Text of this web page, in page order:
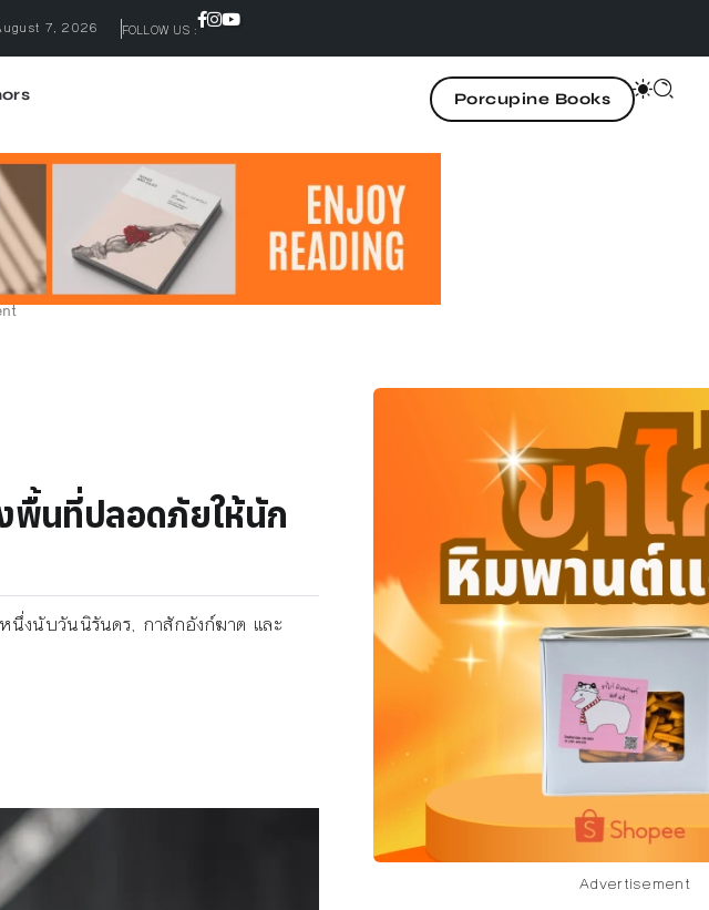
7, 2026 FOLLOW US :
Porcupine Books
พื้นที่ปลอดภัยให้นัก
นึ่งนับวันนิรันดร, กาสักอังก์ฆาต และ
Advertisement